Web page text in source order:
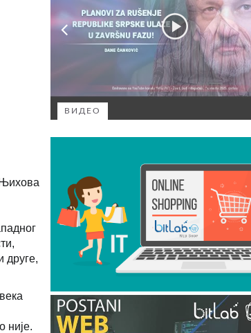
Њихова
друге,
није.
ВИДЕО